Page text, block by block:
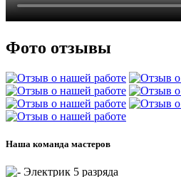
Фото отзывы
Наша команда мастеров